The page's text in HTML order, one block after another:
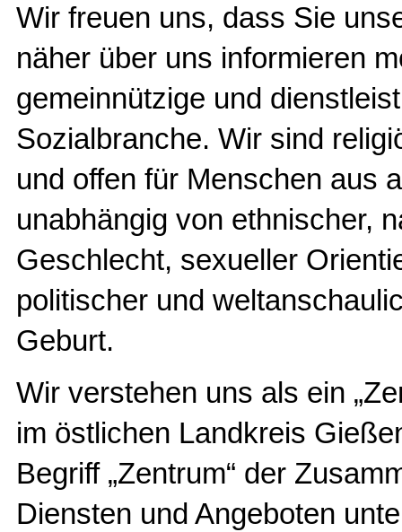
Wir freuen uns, dass Sie
näher über uns informieren
gemeinnützige und
Sozialbranche. Wir sind
und offen für Menschen aus
unabhängig von ethnischer,
Geschlecht, sexueller
politischer und
Geburt.
Wir verstehen uns als ein
im östlichen Landkreis
Begriff „Zentrum“ der
Diensten und Angeboten